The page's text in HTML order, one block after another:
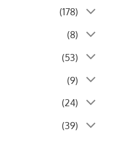
(178)
(8)
(53)
(9)
(24)
(39)